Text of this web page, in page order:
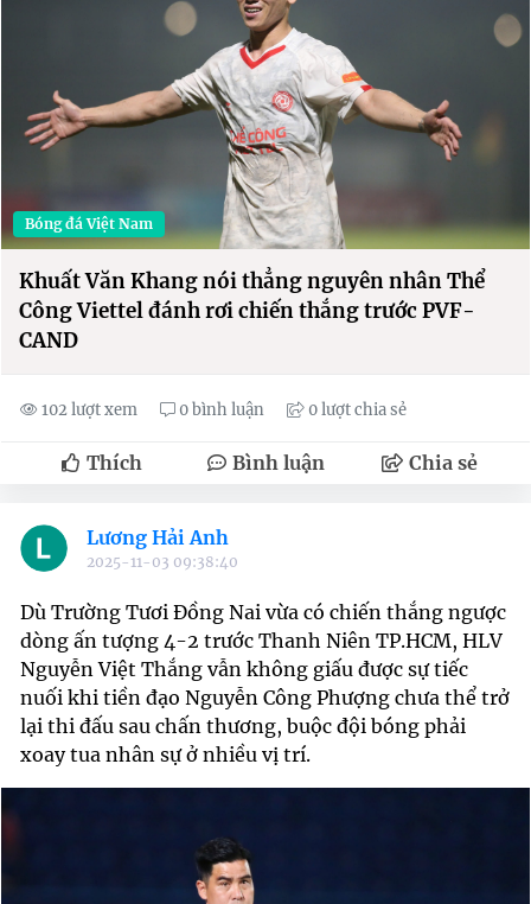
Bóng đá Việt Nam
Khuất Văn Khang nói thẳng nguyên nhân Thể
Công Viettel đánh rơi chiến thắng trước PVF-
CAND
102 lượt xem 0 bình luận 0 lượt chia sẻ
Thích Bình luận Chia sẻ
Lương Hải Anh
2025-11-03 09:38:40
Dù Trường Tươi Đồng Nai vừa có chiến thắng ngược
dòng ấn tượng 4-2 trước Thanh Niên TP.HCM, HLV
Nguyễn Việt Thắng vẫn không giấu được sự tiếc
nuối khi tiền đạo Nguyễn Công Phượng chưa thể trở
lại thi đấu sau chấn thương, buộc đội bóng phải
xoay tua nhân sự ở nhiều vị trí.